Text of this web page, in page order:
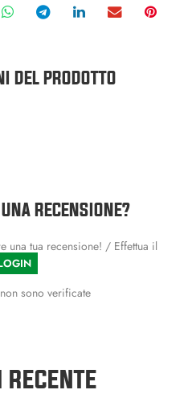
DEL PRODOTTO
RECENSIONE?
una tua recensione! / Effettua il
sono verificate